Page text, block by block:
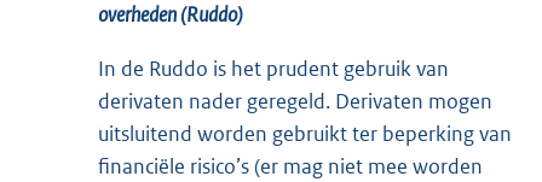
overheden (Ruddo)
In de Ruddo is het prudent gebruik van
derivaten nader geregeld. Derivaten mogen
uitsluitend worden gebruikt ter beperking van
financiële risico’s (er mag niet mee worden